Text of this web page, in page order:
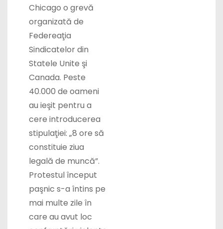
organizată de
Federeaţia
Sindicatelor din
Statele Unite şi
Canada. Peste
40.000 de oameni
au ieşit pentru a
cere introducerea
stipulaţiei:„8 ore să
constituie ziua
legală de muncă”.
Protestul început
paşnic s-a întins pe
mai multe zile în
care au avut loc
confruntări violente